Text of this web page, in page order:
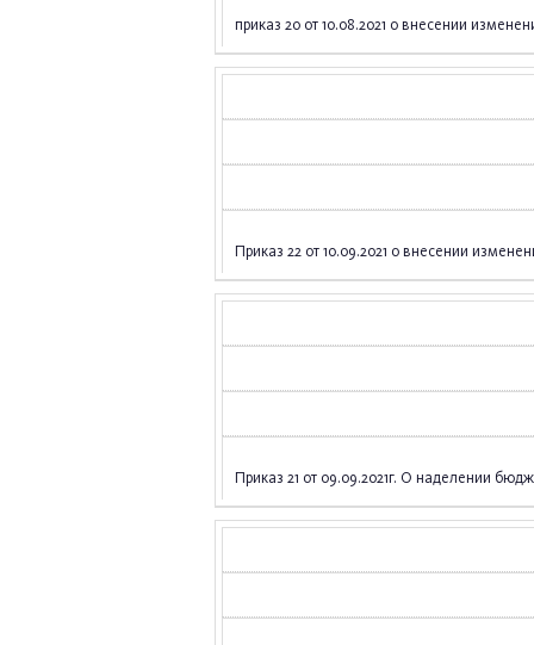
приказ 20 от 10.08.2021 о внесении
Приказ 22 от 10.09.2021 о внесении
Приказ 21 от 09.09.2021г. О наделении